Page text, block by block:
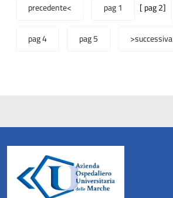
precedente< pag 1 [ pag 2]
pag 4 pag 5 >successiva